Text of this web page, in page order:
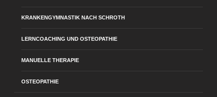
KRANKENGYMNASTIK NACH SCHROTH
LERNCOACHING UND OSTEOPATHIE
MANUELLE THERAPIE
OSTEOPATHIE